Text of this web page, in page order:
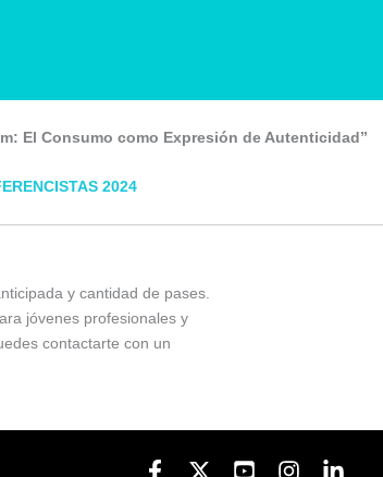
El Consumo como Expresión de Autenticidad”
2024
y cantidad de pases.
jóvenes profesionales y
contactarte con un